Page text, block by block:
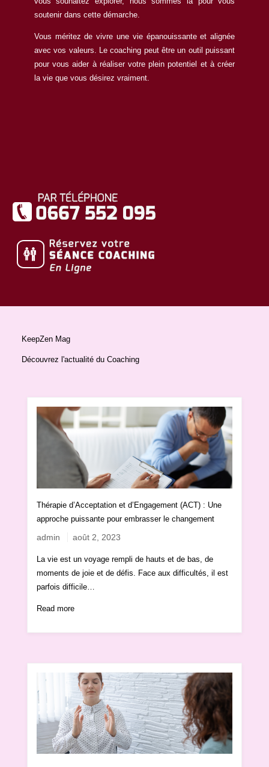
soutenir dans cette démarche.
Vous méritez de vivre une vie épanouissante et alignée
avec vos valeurs. Le coaching peut être un outil puissant
pour vous aider à réaliser votre plein potentiel et à créer
la vie que vous désirez vraiment.
KeepZen Mag
Découvrez l'actualité du Coaching
Thérapie d’Acceptation et d’Engagement (ACT) : Une
approche puissante pour embrasser le changement
admin août 2, 2023
La vie est un voyage rempli de hauts et de bas, de
moments de joie et de défis. Face aux difficultés, il est
parfois difficile…
Read more